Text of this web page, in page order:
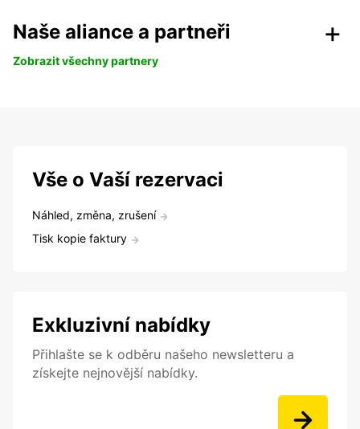
Naše aliance a partneři
Zobrazit všechny partnery
Vše o Vaší rezervaci
Náhled, změna, zrušení
Tisk kopie faktury
Exkluzivní nabídky
Přihlašte se k odběru našeho newsletteru a
získejte nejnovější nabídky.